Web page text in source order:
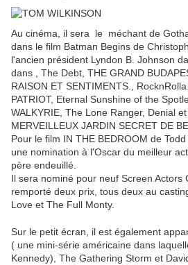
Au cinéma, il sera le méchant de
dans le film Batman Begins de
l'ancien président Lyndon B. Johnson
dans , The Debt, THE GRAND
RAISON ET SENTIMENTS.,
PATRIOT, Eternal Sunshine of the
WALKYRIE, The Lone Ranger, Denial
MERVEILLEUX JARDIN SECRET DE
Pour le film IN THE BEDROOM de
une nomination à l'Oscar du meilleur
père endeuillé.
Il sera nominé pour neuf Screen Actors
remporté deux prix, tous deux au
Love et The Full Monty.
Sur le petit écran, il est également
( une mini-série américaine dans
Kennedy), The Gathering Storm et